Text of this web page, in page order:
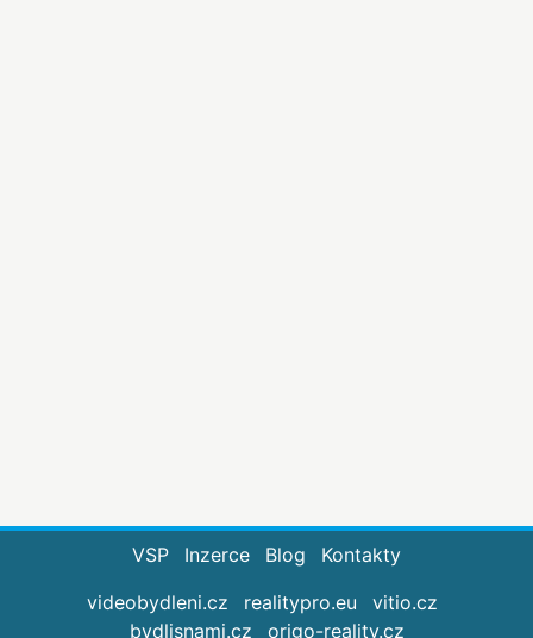
VSP Inzerce Blog
Kontakty
videobydleni.cz
realitypro.eu
vitio.cz
bydlisnami.cz
origo-reality.cz